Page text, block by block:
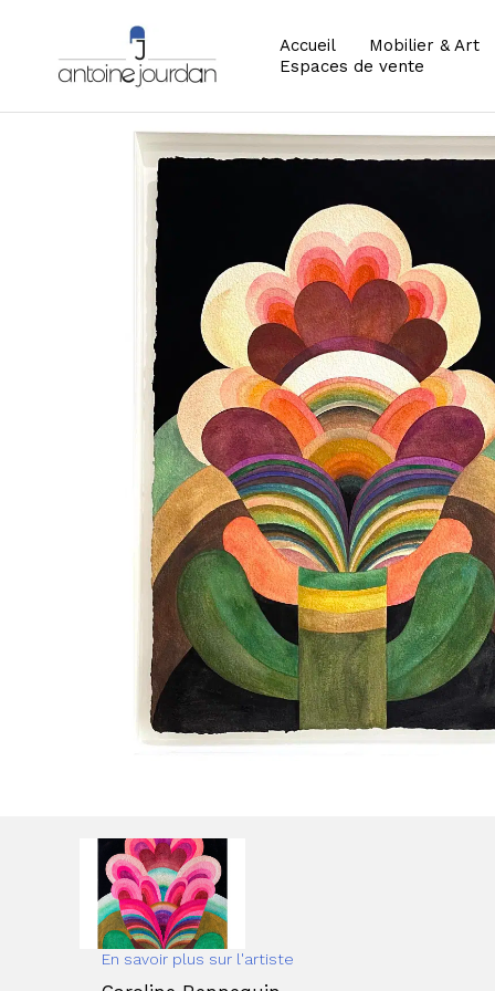
Accueil Mobilier & Art
Espaces de vente
En savoir plus sur l'artiste